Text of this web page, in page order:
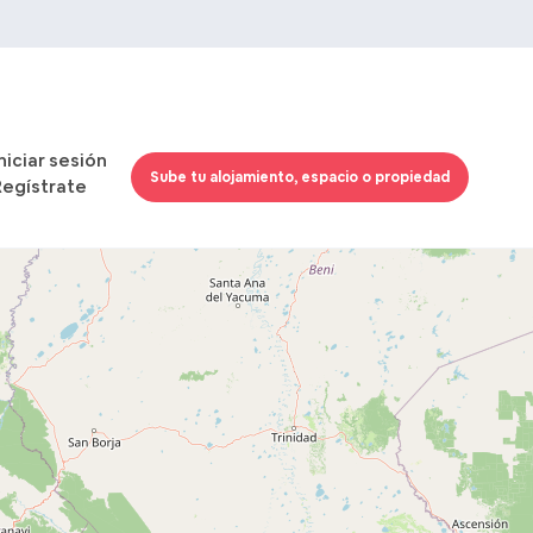
sesión
Sube tu alojamiento, espacio o propiedad
Cargando mapas